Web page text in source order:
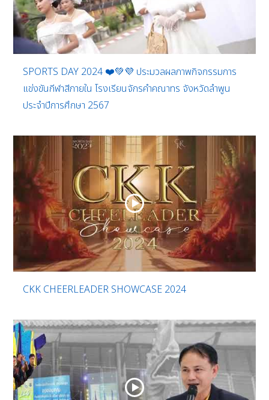
SPORTS DAY 2024 ❤️💚💜 ประมวลผลภาพกิจกรรมการ
แข่งขันกีฬาสีภายใน โรงเรียนจักรคำคณาทร จังหวัดลำพูน
ประจำปีการศึกษา 2567
CKK CHEERLEADER SHOWCASE 2024